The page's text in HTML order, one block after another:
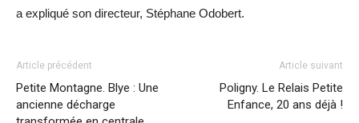
a expliqué son directeur, Stéphane Odobert.
Article précédent
Petite Montagne. Blye : Une
ancienne décharge
Article suivant
Poligny. Le Relais Petite
Enfance, 20 ans déjà !